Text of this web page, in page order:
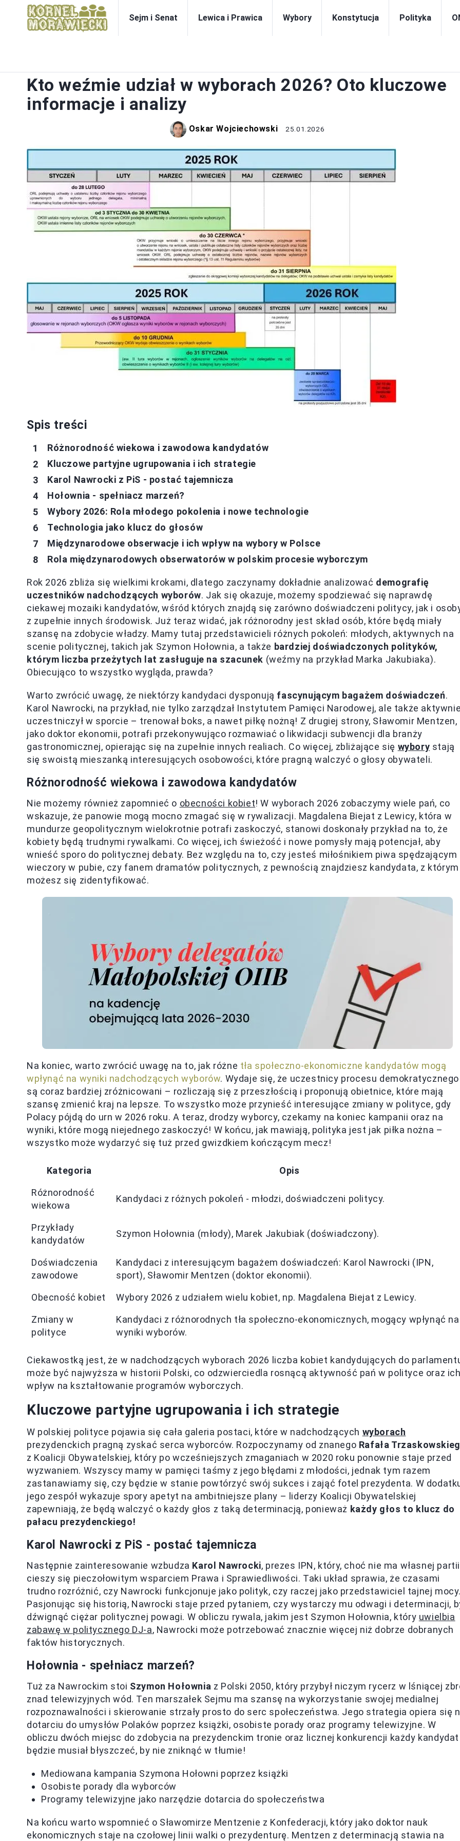
Sejm i Senat Lewica i Prawica Wybory Konstytucja Polityka
Kto weźmie udział w wyborach 2026? Oto kluczowe
informacje i analizy
Oskar Wojciechowski 25.01.2026
Spis treści
Różnorodność wiekowa i zawodowa kandydatów
Kluczowe partyjne ugrupowania i ich strategie
Karol Nawrocki z PiS - postać tajemnicza
Hołownia - spełniacz marzeń?
Wybory 2026: Rola młodego pokolenia i nowe technologie
Technologia jako klucz do głosów
Międzynarodowe obserwacje i ich wpływ na wybory w Polsce
Rola międzynarodowych obserwatorów w polskim procesie wyborczym
Rok 2026 zbliża się wielkimi krokami, dlatego zaczynamy dokładnie analizować demografię
uczestników nadchodzących wyborów. Jak się okazuje, możemy spodziewać się naprawdę
ciekawej mozaiki kandydatów, wśród których znajdą się zarówno doświadczeni politycy, jak i
z zupełnie innych środowisk. Już teraz widać, jak różnorodny jest skład osób, które będą miały
szansę na zdobycie władzy. Mamy tutaj przedstawicieli różnych pokoleń: młodych, aktywnych na
scenie politycznej, takich jak Szymon Hołownia, a także bardziej doświadczonych polityków,
którym liczba przeżytych lat zasługuje na szacunek (weźmy na przykład Marka Jakubiaka).
Obiecująco to wszystko wygląda, prawda?
Warto zwrócić uwagę, że niektórzy kandydaci dysponują fascynującym bagażem doświadczeń.
Karol Nawrocki, na przykład, nie tylko zarządzał Instytutem Pamięci Narodowej, ale także
uczestniczył w sporcie – trenował boks, a nawet piłkę nożną! Z drugiej strony, Sławomir Mentzen,
jako doktor ekonomii, potrafi przekonywująco rozmawiać o likwidacji subwencji dla branży
gastronomicznej, opierając się na zupełnie innych realiach. Co więcej, zbliżające się wybory stają
się swoistą mieszanką interesujących osobowości, które pragną walczyć o głosy obywateli.
Różnorodność wiekowa i zawodowa kandydatów
Nie możemy również zapomnieć o obecności kobiet! W wyborach 2026 zobaczymy wiele pań, co
wskazuje, że panowie mogą mocno zmagać się w rywalizacji. Magdalena Biejat z Lewicy, która w
mundurze geopolitycznym wielokrotnie potrafi zaskoczyć, stanowi doskonały przykład na to, że
kobiety będą trudnymi rywalkami. Co więcej, ich świeżość i nowe pomysły mają potencjał, aby
wnieść sporo do politycznej debaty. Bez względu na to, czy jesteś miłośnikiem piwa spędzającym
wieczory w pubie, czy fanem dramatów politycznych, z pewnością znajdziesz kandydata, z którym
możesz się zidentyfikować.
Na koniec, warto zwrócić uwagę na to, jak różne tła społeczno-ekonomiczne kandydatów mogą
wpłynąć na wyniki nadchodzących wyborów. Wydaje się, że uczestnicy procesu demokratycznego
są coraz bardziej zróżnicowani – rozliczają się z przeszłością i proponują obietnice, które mają
szansę zmienić kraj na lepsze. To wszystko może przynieść interesujące zmiany w polityce, gdy
Polacy pójdą do urn w 2026 roku. A teraz, drodzy wyborcy, czekamy na koniec kampanii oraz na
wyniki, które mogą niejednego zaskoczyć! W końcu, jak mawiają, polityka jest jak piłka nożna –
wszystko może wydarzyć się tuż przed gwizdkiem kończącym mecz!
Kategoria Opis
Różnorodność
wiekowa
Kandydaci z różnych pokoleń - młodzi, doświadczeni politycy.
Przykłady
kandydatów
Szymon Hołownia (młody), Marek Jakubiak (doświadczony).
Doświadczenia
zawodowe
Kandydaci z interesującym bagażem doświadczeń: Karol Nawrocki (IPN,
sport), Sławomir Mentzen (doktor ekonomii).
Obecność kobiet Wybory 2026 z udziałem wielu kobiet, np. Magdalena Biejat z Lewicy.
Zmiany w
polityce
Kandydaci z różnorodnych tła społeczno-ekonomicznych, mogący wpłynąć na
wyniki wyborów.
Ciekawostką jest, że w nadchodzących wyborach 2026 liczba kobiet kandydujących do
może być najwyższa w historii Polski, co odzwierciedla rosnącą aktywność pań w polityce oraz
wpływ na kształtowanie programów wyborczych.
Kluczowe partyjne ugrupowania i ich strategie
W polskiej polityce pojawia się cała galeria postaci, które w nadchodzących wyborach
prezydenckich pragną zyskać serca wyborców. Rozpoczynamy od znanego Rafała
z Koalicji Obywatelskiej, który po wcześniejszych zmaganiach w 2020 roku ponownie staje przed
wyzwaniem. Wszyscy mamy w pamięci taśmy z jego błędami z młodości, jednak tym razem
zastanawiamy się, czy będzie w stanie powtórzyć swój sukces i zająć fotel prezydenta. W
jego zespół wykazuje spory apetyt na ambitniejsze plany – liderzy Koalicji Obywatelskiej
zapewniają, że będą walczyć o każdy głos z taką determinacją, ponieważ każdy głos to klucz do
pałacu prezydenckiego!
Karol Nawrocki z PiS - postać tajemnicza
Następnie zainteresowanie wzbudza Karol Nawrocki, prezes IPN, który, choć nie ma własnej
cieszy się pieczołowitym wsparciem Prawa i Sprawiedliwości. Taki układ sprawia, że czasami
trudno rozróżnić, czy Nawrocki funkcjonuje jako polityk, czy raczej jako przedstawiciel tajnej
Pasjonując się historią, Nawrocki staje przed pytaniem, czy wystarczy mu odwagi i determinacji,
dźwignąć ciężar politycznej powagi. W obliczu rywala, jakim jest Szymon Hołownia, który uwielbia
zabawę w politycznego DJ-a, Nawrocki może potrzebować znacznie więcej niż dobrze dobranych
faktów historycznych.
Hołownia - spełniacz marzeń?
Tuż za Nawrockim stoi Szymon Hołownia z Polski 2050, który przybył niczym rycerz w lśniącej
znad telewizyjnych wód. Ten marszałek Sejmu ma szansę na wykorzystanie swojej medialnej
rozpoznawalności i skierowanie strzały prosto do serc społeczeństwa. Jego strategia opiera się
dotarciu do umysłów Polaków poprzez książki, osobiste porady oraz programy telewizyjne. W
obliczu dwóch miejsc do zdobycia na prezydenckim tronie oraz licznej konkurencji każdy kandydat
będzie musiał błyszczeć, by nie zniknąć w tłumie!
Mediowana kampania Szymona Hołowni poprzez książki
Osobiste porady dla wyborców
Programy telewizyjne jako narzędzie dotarcia do społeczeństwa
Na końcu warto wspomnieć o Sławomirze Mentzenie z Konfederacji, który jako doktor nauk
ekonomicznych staje na czołowej linii walki o prezydenturę. Mentzen z determinacją stawia na